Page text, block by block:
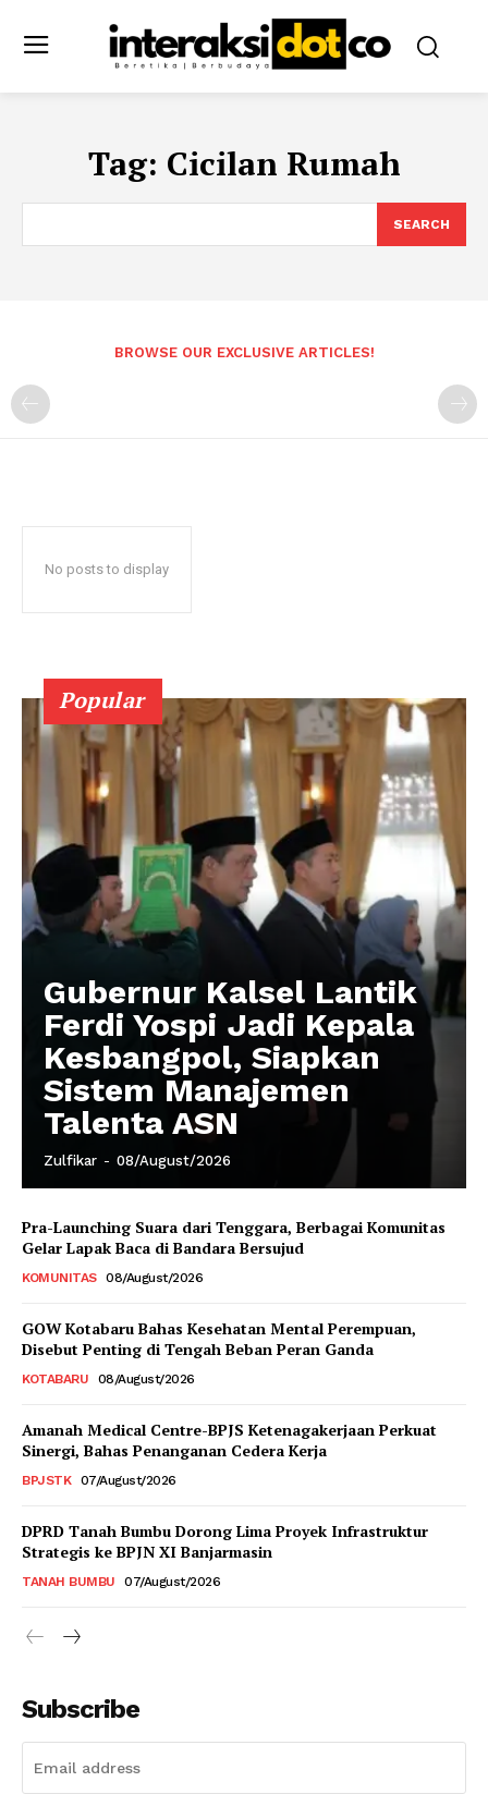
Tag: Cicilan Rumah
SEARCH
BROWSE OUR EXCLUSIVE ARTICLES!
No posts to display
Popular
Gubernur Kalsel Lantik
Ferdi Yospi Jadi Kepala
Kesbangpol, Siapkan
Sistem Manajemen
Talenta ASN
Zulfikar - 08/August/2026
Pra-Launching Suara dari Tenggara, Berbagai Komunitas
Gelar Lapak Baca di Bandara Bersujud
KOMUNITAS 08/August/2026
GOW Kotabaru Bahas Kesehatan Mental Perempuan,
Disebut Penting di Tengah Beban Peran Ganda
KOTABARU 08/August/2026
Amanah Medical Centre-BPJS Ketenagakerjaan Perkuat
Sinergi, Bahas Penanganan Cedera Kerja
BPJSTK 07/August/2026
DPRD Tanah Bumbu Dorong Lima Proyek Infrastruktur
Strategis ke BPJN XI Banjarmasin
TANAH BUMBU 07/August/2026
Subscribe